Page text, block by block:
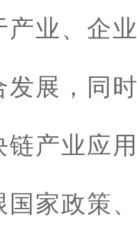
产业、企
发展，同
链产业应
国家政策